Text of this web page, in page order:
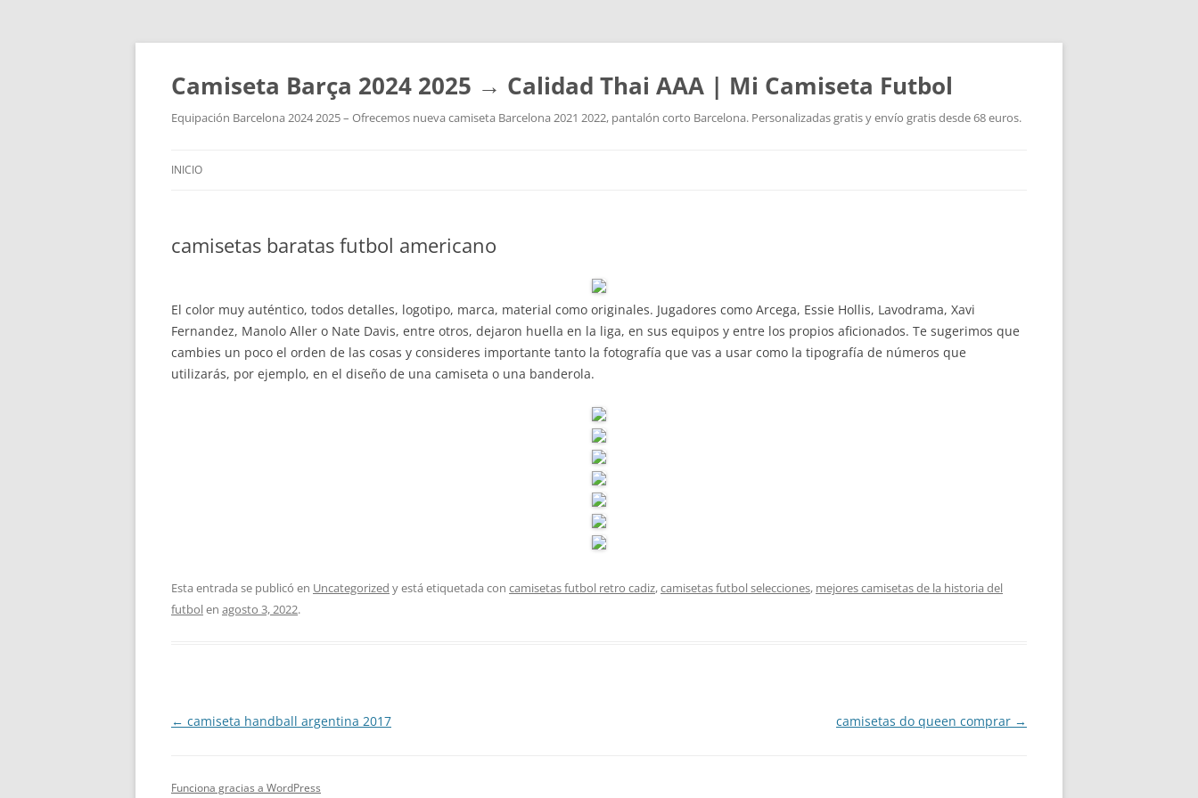
Camiseta Barça 2024 2025 → Calidad Thai AAA | Mi Camiseta Futbol
Equipación Barcelona 2024 2025 – Ofrecemos nueva camiseta Barcelona 2021 2022, pantalón corto Barcelona. Personalizadas gratis y envío gratis desde 68 euros.
INICIO
camisetas baratas futbol americano
El color muy auténtico, todos detalles, logotipo, marca, material como originales. Jugadores como Arcega, Essie Hollis, Lavodrama, Xavi
Fernandez, Manolo Aller o Nate Davis, entre otros, dejaron huella en la liga, en sus equipos y entre los propios aficionados. Te sugerimos que
cambies un poco el orden de las cosas y consideres importante tanto la fotografía que vas a usar como la tipografía de números que
utilizarás, por ejemplo, en el diseño de una camiseta o una banderola.
Esta entrada se publicó en Uncategorized y está etiquetada con camisetas futbol retro cadiz,camisetas futbol selecciones, mejores camisetas de la historia del
futbolen agosto 3, 2022.
Navegación
← camiseta handball argentina 2017 camisetas do queen comprar →
Funciona gracias a WordPress